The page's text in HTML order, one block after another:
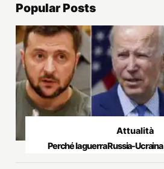
Popular Posts
Attualità
Perché la guerra Russia-